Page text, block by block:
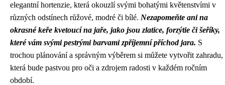
elegantní hortenzie, která okouzlí svými bohatými květenstvími v
různých odstínech růžové, modré či bílé. Nezapomeňte ani na
okrasné keře kvetoucí na jaře, jako jsou zlatice, forzýtie či šeříky,
které vám svými pestrými barvami zpříjemní příchod jara. S
trochou plánování a správným výběrem si můžete vytvořit zahradu,
která bude pastvou pro oči a zdrojem radosti v každém ročním
období.